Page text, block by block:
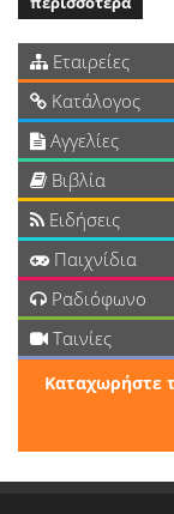
Εταιρείες
Κατάλογος
Αγγελίες
Βιβλία
Ειδήσεις
Παιχνίδια
Ραδιόφωνο
Ταινίες
Καταχωρήστε